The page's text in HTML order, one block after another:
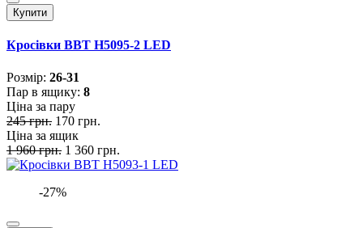
Купити
Кросівки BBT H5095-2 LED
Розмiр: 26-31
Пар в ящику: 8
Ціна за пару
245 грн. 170 грн.
Ціна за ящик
1 960 грн. 1 360 грн.
-27%